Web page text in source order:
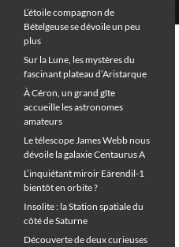
L’étoile compagnon de
Bételgeuse se dévoile un peu
plus
Sur la Lune, les mystères du
fascinant plateau d’Aristarque
À Céron, un grand gîte
accueille les astronomes
amateurs
Le télescope James Webb nous
dévoile la galaxie Centaurus A
L’inquiétant miroir Eärendil-1
bientôt en orbite ?
Insolite : la Station spatiale du
côté de Saturne
Découverte de deux curieuses